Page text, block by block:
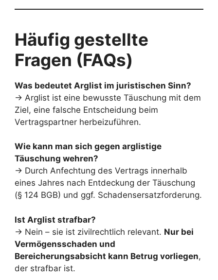
Häufig gestellte
Fragen (FAQs)
Was bedeutet Arglist im juristischen Sinn?
→ Arglist ist eine bewusste Täuschung mit dem
Ziel, eine falsche Entscheidung beim
Vertragspartner herbeizuführen.
Wie kann man sich gegen arglistige
Täuschung wehren?
→ Durch Anfechtung des Vertrags innerhalb
eines Jahres nach Entdeckung der Täuschung
(§ 124 BGB) und ggf. Schadensersatzforderung.
Ist Arglist strafbar?
→ Nein – sie ist zivilrechtlich relevant. Nur bei
Vermögensschaden und
Bereicherungsabsicht kann Betrug vorliegen,
der strafbar ist.